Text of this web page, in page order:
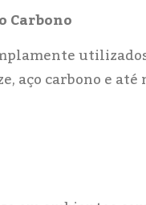
Carbono
aço carbono e até